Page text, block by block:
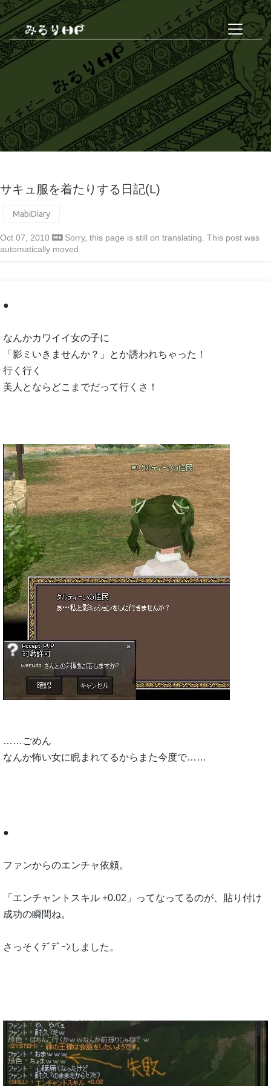
サキュ服を着たりする日記(L)
MabiDiary
Oct 07, 2010
Sorry, this page is still on translating. This post was
automatically moved.
●
なんかカワイイ女の子に
「影ミいきませんか？」とか誘われちゃった！
行く行く
美人とならどこまでだって行くさ！
……ごめん
なんか怖い女に睨まれてるからまた今度で……
●
ファンからのエンチャ依頼。
「エンチャントスキル +0.02」ってなってるのが、貼り付け
成功の瞬間ね。
さっそくﾃﾞﾃﾞｰﾝしました。